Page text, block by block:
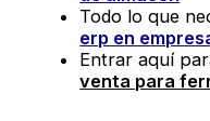
Todo lo que
erp en
Entrar aquí
venta para